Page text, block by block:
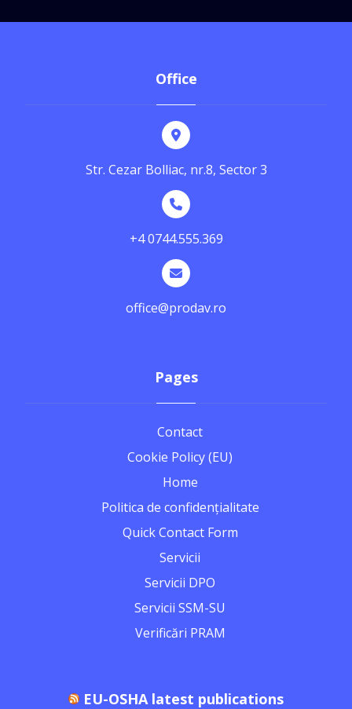
Office
Str. Cezar Bolliac, nr.8, Sector 3
+4 0744.555.369
office@prodav.ro
Pages
Contact
Cookie Policy (EU)
Home
Politica de confidențialitate
Quick Contact Form
Servicii
Servicii DPO
Servicii SSM-SU
Verificări PRAM
EU-OSHA latest publications